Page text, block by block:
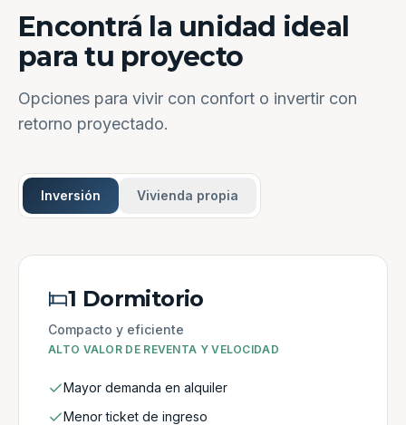
Encontrá la unidad ideal
para tu proyecto
Opciones para vivir con confort o invertir con
retorno proyectado.
Inversión Vivienda propia
1 Dormitorio
Compacto y eficiente
ALTO VALOR DE REVENTA Y VELOCIDAD
Mayor demanda en alquiler
Menor ticket de ingreso